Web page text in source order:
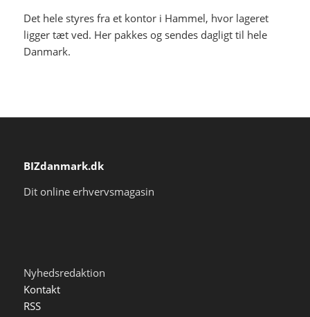
Det hele styres fra et kontor i Hammel, hvor lageret
ligger tæt ved. Her pakkes og sendes dagligt til hele
Danmark.
BIZdanmark.dk
Dit online erhvervsmagasin
Nyhedsredaktion
Kontakt
RSS